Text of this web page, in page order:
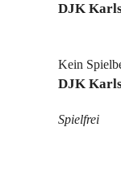
DJK
Kein
DJK
Spielfrei